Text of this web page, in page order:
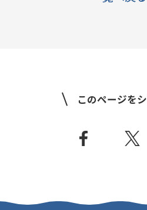
このページを